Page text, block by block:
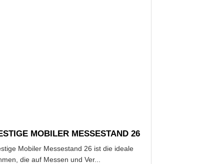
MOBILER MESSESTAND 26
Mobiler Messestand 26 ist die ideale
die auf Messen und Ver...